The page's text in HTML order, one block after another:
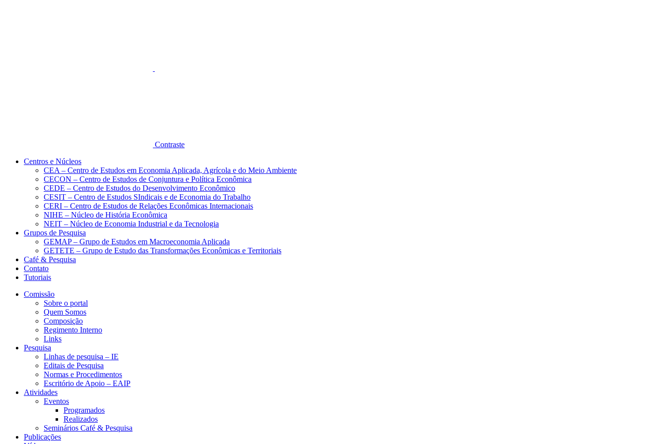
Contraste
Centros e Núcleos
CEA – Centro de Estudos em Economia Aplicada, Agrícola e do Meio Ambiente
CECON – Centro de Estudos de Conjuntura e Política Econômica
CEDE – Centro de Estudos do Desenvolvimento Econômico
CESIT – Centro de Estudos SIndicais e de Economia do Trabalho
CERI – Centro de Estudos de Relações Econômicas Internacionais
NIHE – Núcleo de História Econômica
NEIT – Núcleo de Economia Industrial e da Tecnologia
Grupos de Pesquisa
GEMAP – Grupo de Estudos em Macroeconomia Aplicada
GETETE – Grupo de Estudo das Transformações Econômicas e Territoriais
Café & Pesquisa
Contato
Tutoriais
Comissão
Sobre o portal
Quem Somos
Composição
Regimento Interno
Links
Pesquisa
Linhas de pesquisa – IE
Editais de Pesquisa
Normas e Procedimentos
Escritório de Apoio – EAIP
Atividades
Eventos
Programados
Realizados
Seminários Café & Pesquisa
Publicações